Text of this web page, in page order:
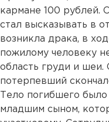
кармане 100 рублей.
стал высказывать в
возникла драка, в
пожилому человеку
область груди и шеи.
потерпевший
Тело погибшего
младшим сыном,